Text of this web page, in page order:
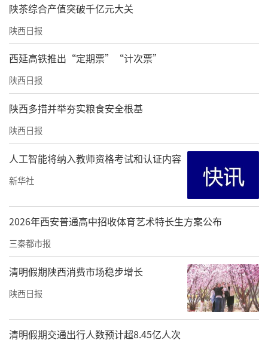
陕茶综合产值突破千亿元大关
陕西日报
西延高铁推出“定期票”“计次票”
陕西日报
陕西多措并举夯实粮食安全根基
陕西日报
人工智能将纳入教师资格考试和认证内容
新华社
2026年西安普通高中招收体育艺术特长生方案公布
三秦都市报
清明假期陕西消费市场稳步增长
陕西日报
清明假期交通出行人数预计超8.45亿人次